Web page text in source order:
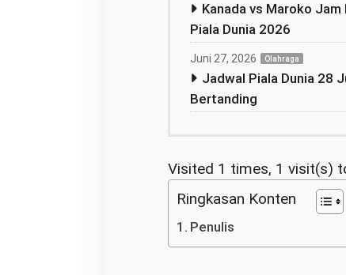
Kanada vs Maroko
Piala Dunia 2026
Juni 27, 2026 Olahraga
Jadwal Piala Dunia 28
Bertanding
Visited 1 times, 1 visit(s)
Ringkasan Konten
Penulis